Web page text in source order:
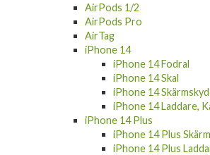
AirPods 1/2
AirPods Pro
AirTag
iPhone 14
iPhone 14 Fodral
iPhone 14 Skal
iPhone 14
iPhone 14 Laddare,
iPhone 14 Plus
iPhone 14 Plus
iPhone 14 Plus